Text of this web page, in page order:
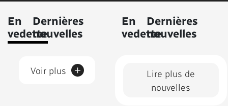
En
vedette
Dernières
nouvelles
Lire plus de
nouvelles
En
vedette
Dernières
nouvelles
Voir plus +